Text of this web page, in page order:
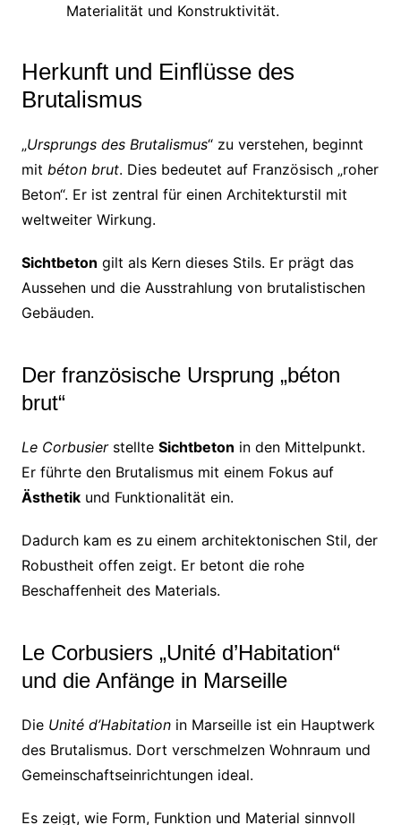
Materialität und Konstruktivität.
Herkunft und Einflüsse des
Brutalismus
„Ursprungs des Brutalismus“ zu verstehen, beginnt
mit béton brut. Dies bedeutet auf Französisch „roher
Beton“. Er ist zentral für einen Architekturstil mit
weltweiter Wirkung.
Sichtbeton gilt als Kern dieses Stils. Er prägt das
Aussehen und die Ausstrahlung von brutalistischen
Gebäuden.
Der französische Ursprung „béton
brut“
Le Corbusierstellte Sichtbeton in den Mittelpunkt.
Er führte den Brutalismus mit einem Fokus auf
Ästhetikund Funktionalität ein.
Dadurch kam es zu einem architektonischen Stil, der
Robustheit offen zeigt. Er betont die rohe
Beschaffenheit des Materials.
Le Corbusiers „Unité d’Habitation“
und die Anfänge in Marseille
Die Unité d’Habitationin Marseille ist ein Hauptwerk
des Brutalismus. Dort verschmelzen Wohnraum und
Gemeinschaftseinrichtungen ideal.
Es zeigt, wie Form, Funktion und Material sinnvoll